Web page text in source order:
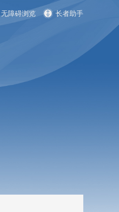
无障碍浏览 长者助手